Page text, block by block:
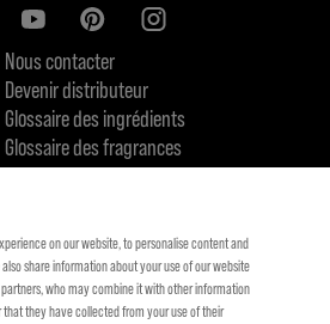
Nous contacter
Devenir distributeur
Glossaire des ingrédients
Glossaire des fragrances
Engagement en terme de durabilité
on our website, to personalise content and
share information about your use of our website
who may combine it with other information
they have collected from your use of their